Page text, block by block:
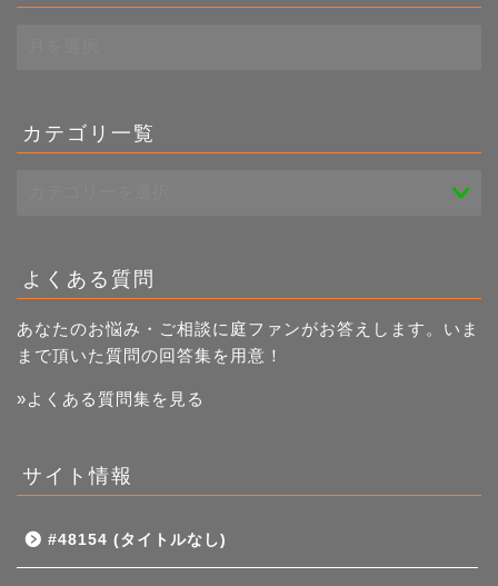
一
覧
カテゴリ一覧
よくある質問
あなたのお悩み・ご相談に庭ファンがお答えします。いま
まで頂いた質問の回答集を用意！
»よくある質問集を見る
サイト情報
#48154 (タイトルなし)